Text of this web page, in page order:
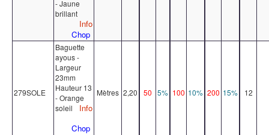
- Jaune
brillant
Info
Chop
279SOLE
Baguette
ayous -
Largeur
23mm
Hauteur 13
- Orange
soleil
Info
Chop
Mètres 2,20 50 5% 100 10% 200 15% 12